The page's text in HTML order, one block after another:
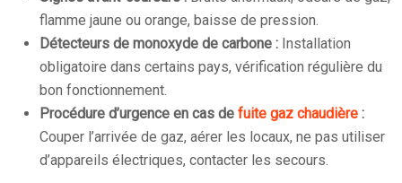
flamme jaune ou orange, baisse de pression.
Détecteurs de monoxyde de carbone : Installation
obligatoire dans certains pays, vérification régulière du
bon fonctionnement.
Procédure d’urgence en cas de fuite gaz chaudière :
Couper l’arrivée de gaz, aérer les locaux, ne pas utiliser
d’appareils électriques, contacter les secours.